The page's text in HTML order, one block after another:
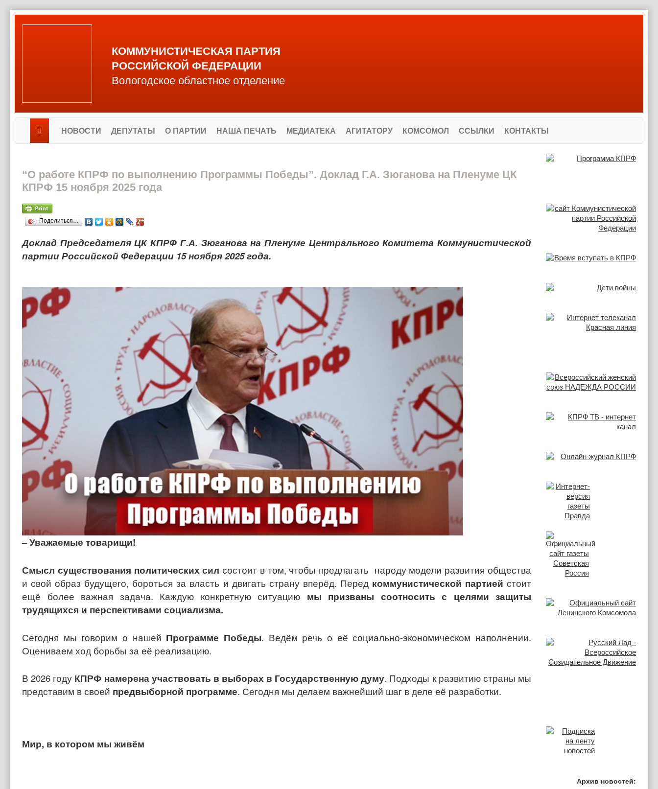
КОММУНИСТИЧЕСКАЯ ПАРТИЯ
РОССИЙСКОЙ ФЕДЕРАЦИИ
Вологодское областное отделение
НОВОСТИ ДЕПУТАТЫ О ПАРТИИ НАША ПЕЧАТЬ МЕДИАТЕКА АГИТАТОРУ КОМСОМОЛ ССЫЛКИ КОНТАКТЫ
“О работе КПРФ по выполнению Программы Победы”. Доклад Г.А. Зюганова на Пленуме ЦК
КПРФ 15 ноября 2025 года
Поделиться…
Доклад Председателя ЦК КПРФ Г.А. Зюганова на Пленуме Центрального Комитета Коммунистической
партии Российской Федерации 15 ноября 2025 года.
– Уважаемые товарищи!
Смысл существования политических сил состоит в том, чтобы предлагать народу модели развития общества
и свой образ будущего, бороться за власть и двигать страну вперёд. Перед коммунистической партиейстоит
ещё более важная задача. Каждую конкретную ситуацию мы призваны соотносить с целями защиты
трудящихся и перспективами социализма.
Сегодня мы говорим о нашей Программе Победы. Ведём речь о её социально-экономическом наполнении.
Оцениваем ход борьбы за её реализацию.
В 2026 году КПРФ намерена участвовать в выборах в Государственную думу. Подходы к развитию страны мы
представим в своей предвыборной программе. Сегодня мы делаем важнейший шаг в деле её разработки.
Мир, в котором мы живём
Архив новостей: